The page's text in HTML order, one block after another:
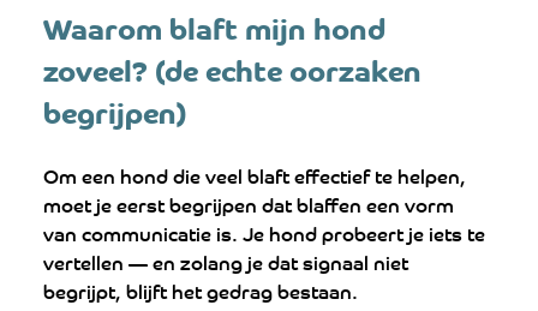
Waarom blaft mijn hond
zoveel? (de echte oorzaken
begrijpen)
Om een hond die veel blaft effectief te helpen,
moet je eerst begrijpen dat blaffen een vorm
van communicatie is. Je hond probeert je iets te
vertellen — en zolang je dat signaal niet
begrijpt, blijft het gedrag bestaan.